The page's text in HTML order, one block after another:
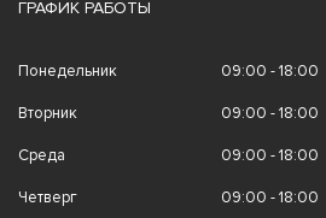
ГРАФИК РАБОТЫ
Понедельник 09:00 - 18:00
Вторник 09:00 - 18:00
Среда 09:00 - 18:00
Четверг 09:00 - 18:00